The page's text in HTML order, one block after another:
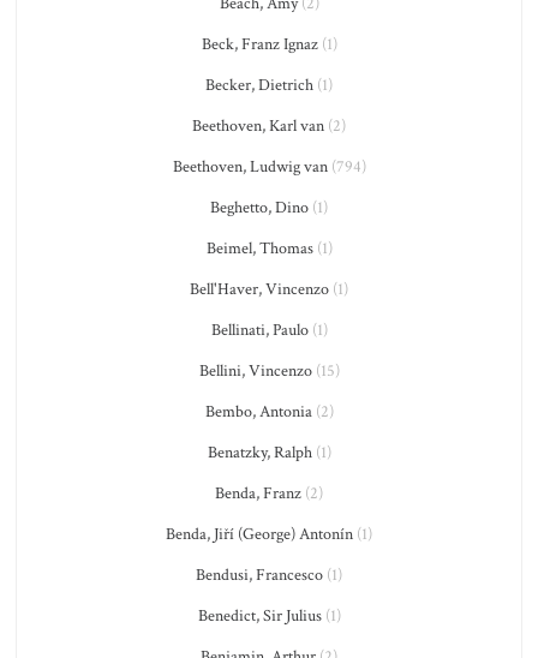
Beck, Franz Ignaz(1)
Becker, Dietrich (1)
Beethoven, Karl van (2)
Beethoven, Ludwig van(794)
Beghetto, Dino (1)
Beimel, Thomas(1)
Bell'Haver, Vincenzo (1)
Bellinati, Paulo(1)
Bellini, Vincenzo(15)
Bembo, Antonia(2)
Benatzky, Ralph(1)
Benda, Franz (2)
Benda, Jiří (George) Antonín (1)
Bendusi, Francesco (1)
Benedict, Sir Julius(1)